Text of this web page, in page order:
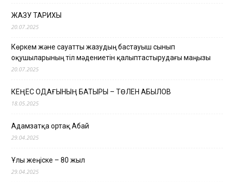
ЖАЗУ ТАРИХЫ
20.07.2025
Көркем және сауатты жазудың бастауыш сынып
оқушыларының тіл мәдениетін қалыптастырудағы маңызы
20.07.2025
КЕҢЕС ОДАҒЫНЫҢ БАТЫРЫ – ТӨЛЕН ҚАБЫЛОВ
18.05.2025
Адамзатқа ортақ Абай
29.04.2025
Ұлы жеңіске – 80 жыл
29.04.2025